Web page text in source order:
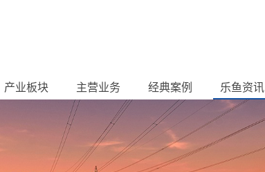
产业板块 主营业务 经典案例 乐鱼资讯